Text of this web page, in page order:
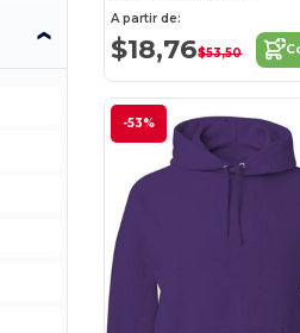
A partir de:
$18,76$53,50
-53%